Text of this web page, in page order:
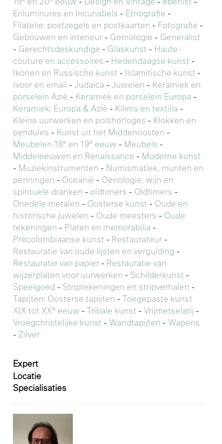
Enluminures en Incunabels - Etnografie -
Filatelie: postzegels en postkaarten - Fotografie -
Gebouwen en interieur - Gemologie - Generalist
- Gerechtsdeskundige - Glaskunst - Haute-
couture en accessoires - Hedendaagse kunst -
Ikonen en Russische kunst - Islamitische kunst -
Ivoor en email - Judaica - Juwelen - Keramiek en
porselein Azië - Keramiek en porselein Europa -
Keramiek: Europa & Azië - Kilims en textilia -
Kleine uurwerken en polshorloges - Klokken en
pendules - Kunst uit het Middenoosten -
Meubelen 18° en 19° eeuw - Meubels -
Middeleeuwen en Renaissance - Moderne kunst
- Muziekinstrumenten - Numismatiek, munten en
penningen - Oceanië - Oenologie, wijn en
spirituele dranken - oldtimers - Oldtimers -
Onedele metalen - Oosterse kunst - Oude en
historische juwelen - Oude meesters - Oude
tekeningen - Platen en memorabilia -
Précolombiaanse kunst - Restaurateur -
Restauratie van oude lijsten en vergulding -
Restauratie van papier - Restauratie van
wijzerplaten voor uurwerken - Schilderkunst -
Speelgoed - Striptekeningen en stripverhalen -
Tapijten: Oosterse tapijten - Toegepaste kunst
XIX tot XX° eeuw - Tribale kunst - Vrijmetselarij -
Vroegchristelijke kunst - Wandtapijten - Wapens
- Zilver
Expert
Locatie
Specialisaties